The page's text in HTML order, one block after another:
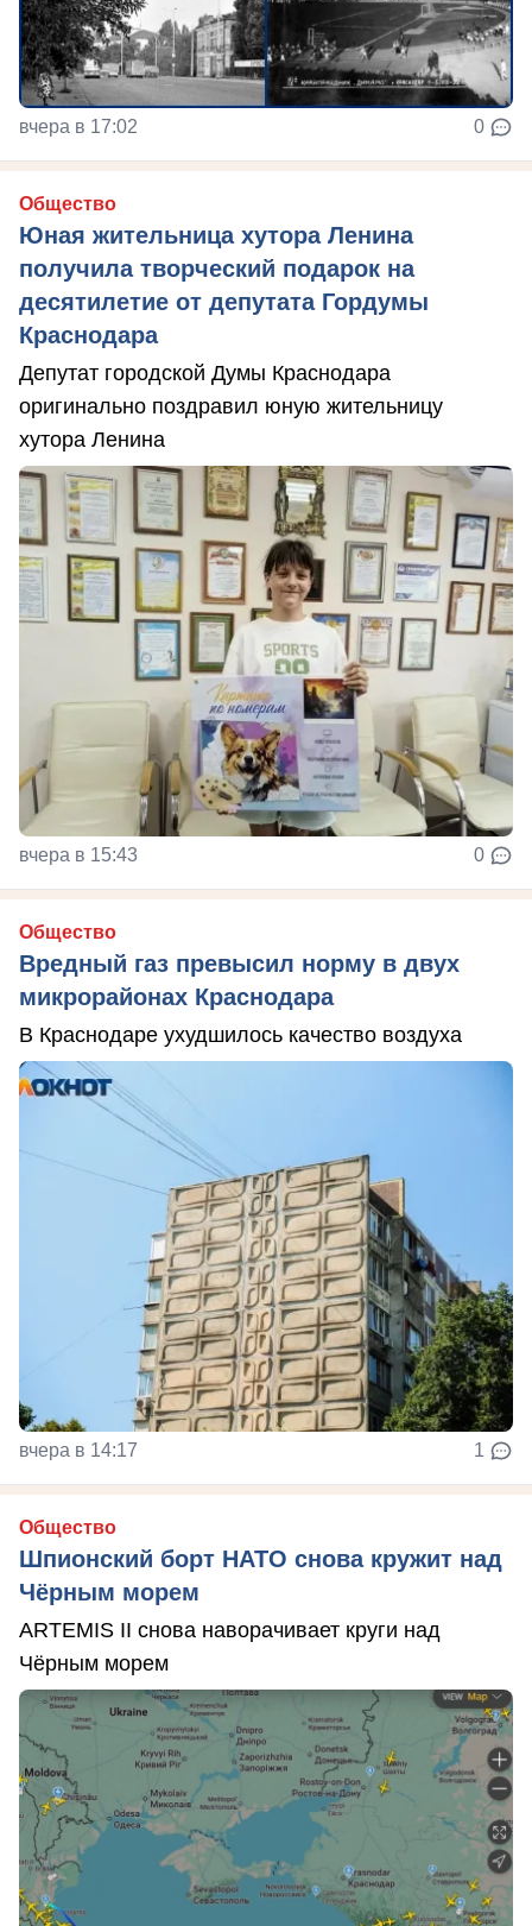
вчера в 17:02 0
Общество
Юная жительница хутора Ленина
получила творческий подарок на
десятилетие от депутата Гордумы
Краснодара
Депутат городской Думы Краснодара
оригинально поздравил юную жительницу
хутора Ленина
вчера в 15:43 0
Общество
Вредный газ превысил норму в двух
микрорайонах Краснодара
В Краснодаре ухудшилось качество воздуха
вчера в 14:17 1
Общество
Шпионский борт НАТО снова кружит над
Чёрным морем
ARTEMIS II снова наворачивает круги над
Чёрным морем